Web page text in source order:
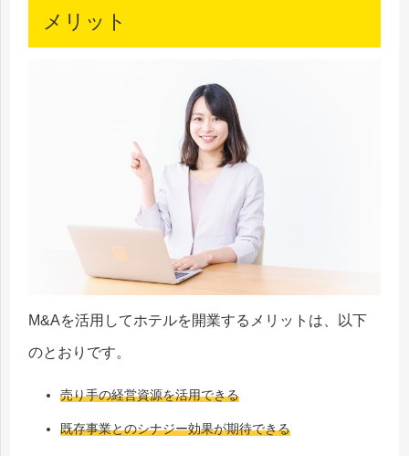
メリット
M&Aを活用してホテルを開業するメリットは、以下
のとおりです。
売り手の経営資源を活用できる
既存事業とのシナジー効果が期待できる